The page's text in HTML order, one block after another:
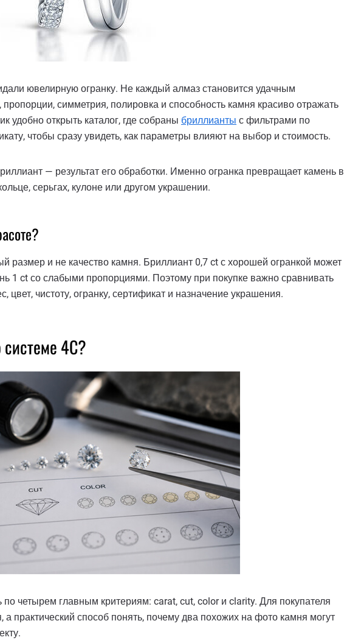
ювелирную огранку. Не каждый алмаз становится удачным
симметрия, полировка и способность камня красиво отражать
удобно открыть каталог, где собраны бриллианты с фильтрами по
чтобы сразу увидеть, как параметры влияют на выбор и стоимость.
— результат его обработки. Именно огранка превращает камень в
серьгах, кулоне или другом украшении.
размер и не качество камня. Бриллиант 0,7 ct с хорошей огранкой может
1 ct со слабыми пропорциями. Поэтому при покупке важно сравнивать
цвет, чистоту, огранку, сертификат и назначение украшения.
4C?
четырем главным критериям: carat, cut, color и clarity. Для покупателя
а практический способ понять, почему два похожих на фото камня могут